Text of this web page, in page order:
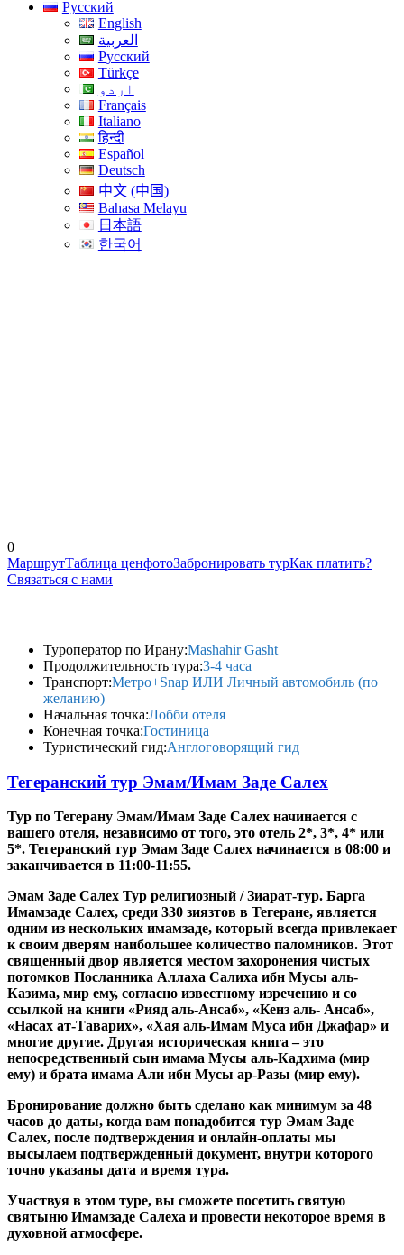
Русский
English
العربية
Русский
Türkçe
اردو
Français
Italiano
हिन्दी
Español
Deutsch
中文 (中国)
Bahasa Melayu
日本語
한국어
0
МаршрутТаблица ценфотоЗабронировать турКак платить?
Связаться с нами
Туроператор по Ирану:Mashahir Gasht
Продолжительность тура:3-4 часа
Транспорт:Метро+Snap ИЛИ Личный автомобиль (по
желанию)
Начальная точка:Лобби отеля
Конечная точка:Гостиница
Туристический гид:Англоговорящий гид
Тегеранский тур Эмам/Имам Заде Салех
Тур по Тегерану Эмам/Имам Заде Салех начинается с
вашего отеля, независимо от того, это отель 2*, 3*, 4* или
5*. Тегеранский тур Эмам Заде Салех начинается в 08:00 и
заканчивается в 11:00-11:55.
Эмам Заде Салех Тур религиозный / Зиарат-тур. Барга
Имамзаде Салех, среди 330 зиязтов в Тегеране, является
одним из нескольких имамзаде, который всегда привлекает
к своим дверям наибольшее количество паломников. Этот
священный двор является местом захоронения чистых
потомков Посланника Аллаха Салиха ибн Мусы аль-
Казима, мир ему, согласно известному изречению и со
ссылкой на книги «Рияд аль-Ансаб», «Кенз аль- Ансаб»,
«Насах ат-Таварих», «Хая аль-Имам Муса ибн Джафар» и
многие другие. Другая историческая книга – это
непосредственный сын имама Мусы аль-Кадхима (мир
ему) и брата имама Али ибн Мусы ар-Разы (мир ему).
Бронирование должно быть сделано как минимум за 48
часов до даты, когда вам понадобится тур Эмам Заде
Салех, после подтверждения и онлайн-оплаты мы
высылаем подтвержденный документ, внутри которого
точно указаны дата и время тура.
Участвуя в этом туре, вы сможете посетить святую
святыню Имамзаде Салеха и провести некоторое время в
духовной атмосфере.